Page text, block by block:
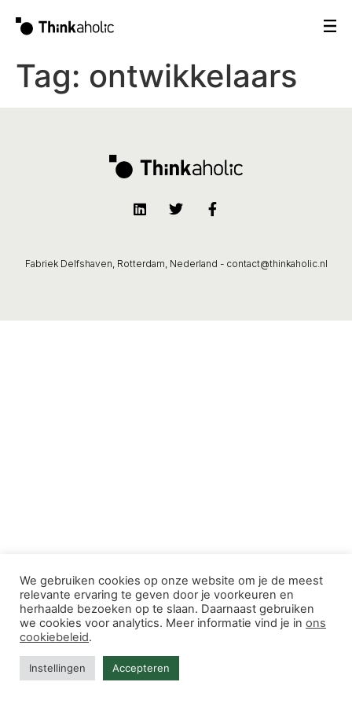
Tag: ontwikkelaars
Fabriek Delfshaven, Rotterdam, Nederland - contact@thinkaholic.nl
We gebruiken cookies op onze website om je de meest
relevante ervaring te geven door je voorkeuren en
herhaalde bezoeken op te slaan. Daarnaast gebruiken
we cookies voor analytics. Meer informatie vind je in ons
cookiebeleid.
Instellingen Accepteren